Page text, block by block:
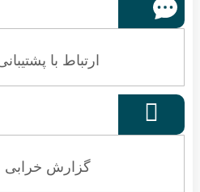
ارتباط با

گزارش خرابی